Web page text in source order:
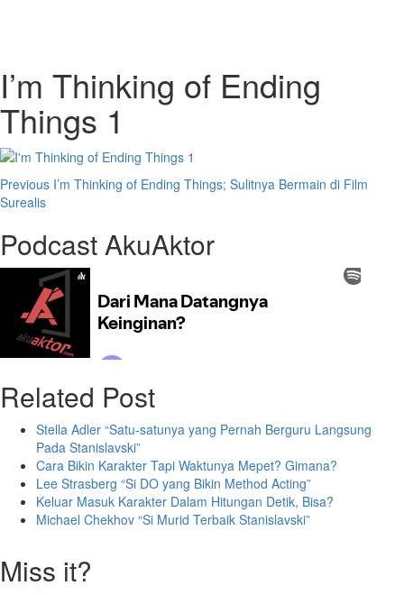
I’m Thinking of Ending
Things 1
Previous I’m Thinking of Ending Things; Sulitnya Bermain di Film
Surealis
Podcast AkuAktor
Related Post
Stella Adler “Satu-satunya yang Pernah Berguru Langsung
Pada Stanislavski”
Cara Bikin Karakter Tapi Waktunya Mepet? Gimana?
Lee Strasberg “Si DO yang Bikin Method Acting”
Keluar Masuk Karakter Dalam Hitungan Detik, Bisa?
Michael Chekhov “Si Murid Terbaik Stanislavski”
Miss it?